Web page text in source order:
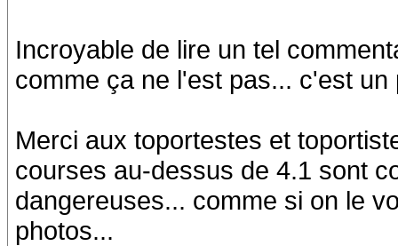
Incroyable de lire un tel
comme ça ne l'est pas... c'est un
Merci aux toportestes et
courses au-dessus de 4.1 sont
dangereuses... comme si on le
photos...